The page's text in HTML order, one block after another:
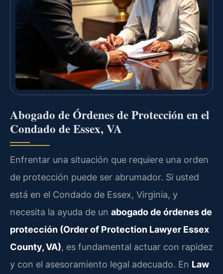
Abogado de Órdenes de Protección en el
Condado de Essex, VA
Enfrentar una situación que requiere una orden
de protección puede ser abrumador. Si usted
está en el Condado de Essex, Virginia, y
necesita la ayuda de un abogado de órdenes de
protección (Order of Protection Lawyer Essex
County, VA), es fundamental actuar con rapidez
y con el asesoramiento legal adecuado. En Law